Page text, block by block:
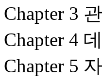
Chapter 3
Chapter 4
Chapter 5